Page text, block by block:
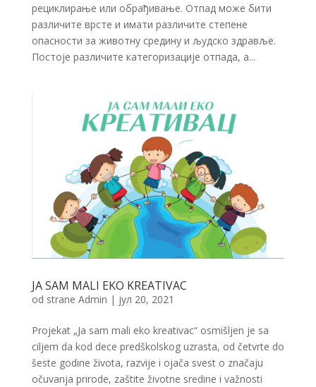
рециклирање или обрађивање. Отпад може бити
различите врсте и имати различите степене
опасности за животну средину и људско здравље.
Постоје различите категоризације отпада, а...
JA SAM MALI EKO KREATIVAC
od strane Admin | јул 20, 2021
Projekat „Ja sam mali eko kreativac“ osmišljen je sa
ciljem da kod dece predškolskog uzrasta, od četvrte do
šeste godine života, razvije i ojača svest o značaju
očuvanja prirode, zaštite životne sredine i važnosti